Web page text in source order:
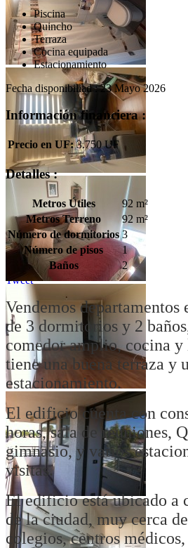
Piscina
Quincho
Terraza
Cocina equipada
Estacionamiento
Fecha disponibiliad : 23 Mayo 2026
Información financiera :
Precio en UF: 3.750 UF
Detalles :
Metros Útiles
92 m²
Metros Terreno
92 m²
Número de dormitorios 3
Número de pisos
1
Baños
2
Tweet
Vendemos departamentos
de 3 dormitorios y 2
comedor amplio, cocina y
tiene una buena terraza y
estacionamiento.
El edificio cuenta con
horas, sala de reuniones,
gimnasio, y varios
visitas.
El edificio está ubicado a
de la ciudad, muy cerca
colegios, centros